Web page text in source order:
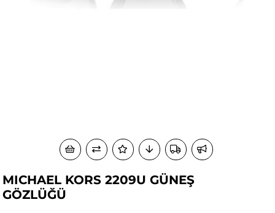
MICHAEL KORS 2209U GÜNEŞ
GÖZLÜĞÜ